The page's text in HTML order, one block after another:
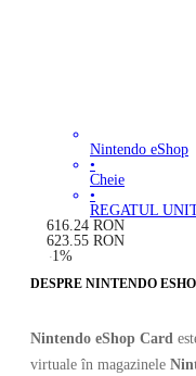
Nintendo eShop
•
Cheie
•
REGATUL
616.24 RON
623.55 RON
-1%
DESPRE NINTENDO
Nintendo eShop Card
virtuale în magazinele